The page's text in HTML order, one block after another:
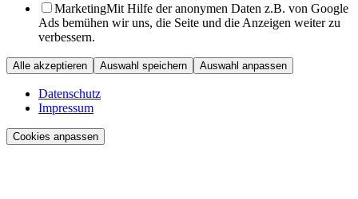
MarketingMit Hilfe der anonymen Daten z.B. von Google
Ads bemühen wir uns, die Seite und die Anzeigen weiter zu
verbessern.
Alle akzeptieren Auswahl speichern Auswahl anpassen
Datenschutz
Impressum
Cookies anpassen